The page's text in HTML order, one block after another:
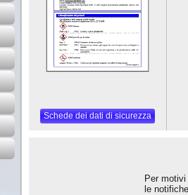
Schede dei dati di sicurezza
Per
le